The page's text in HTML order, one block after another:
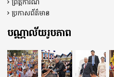
ប្រកាសព័ត៌មាន
បណ្ណាល័យរូបភាព